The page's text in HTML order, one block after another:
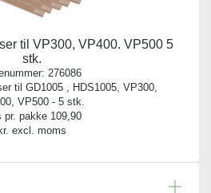
til VP300, VP400. VP500 5
stk.
276086
til GD1005 , HDS1005, VP300,
VP500 - 5 stk.
pr. pakke 109,90
kr. excl. moms